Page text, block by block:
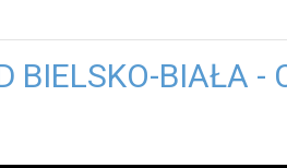
BIELSKO-BIAŁA -